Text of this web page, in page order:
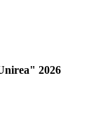
2026